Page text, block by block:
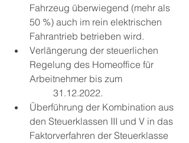
Fahrzeug überwiegend (mehr als
50 %) auch im rein elektrischen
Fahrantrieb betrieben wird.
Verlängerung der steuerlichen
Regelung des Homeoffice für
Arbeitnehmer bis zum
	31.12.2022.
Überführung der Kombination aus
den Steuerklassen III und V in das
Faktorverfahren der Steuerklasse